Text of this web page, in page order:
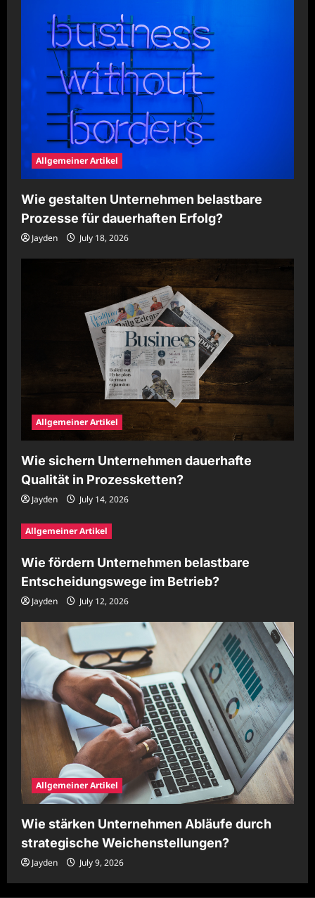
Allgemeiner Artikel
Wie gestalten Unternehmen belastbare
Prozesse für dauerhaften Erfolg?
Jayden July 18, 2026
Allgemeiner Artikel
Wie sichern Unternehmen dauerhafte
Qualität in Prozessketten?
Jayden July 14, 2026
Allgemeiner Artikel
Wie fördern Unternehmen belastbare
Entscheidungswege im Betrieb?
Jayden July 12, 2026
Allgemeiner Artikel
Wie stärken Unternehmen Abläufe durch
strategische Weichenstellungen?
Jayden July 9, 2026